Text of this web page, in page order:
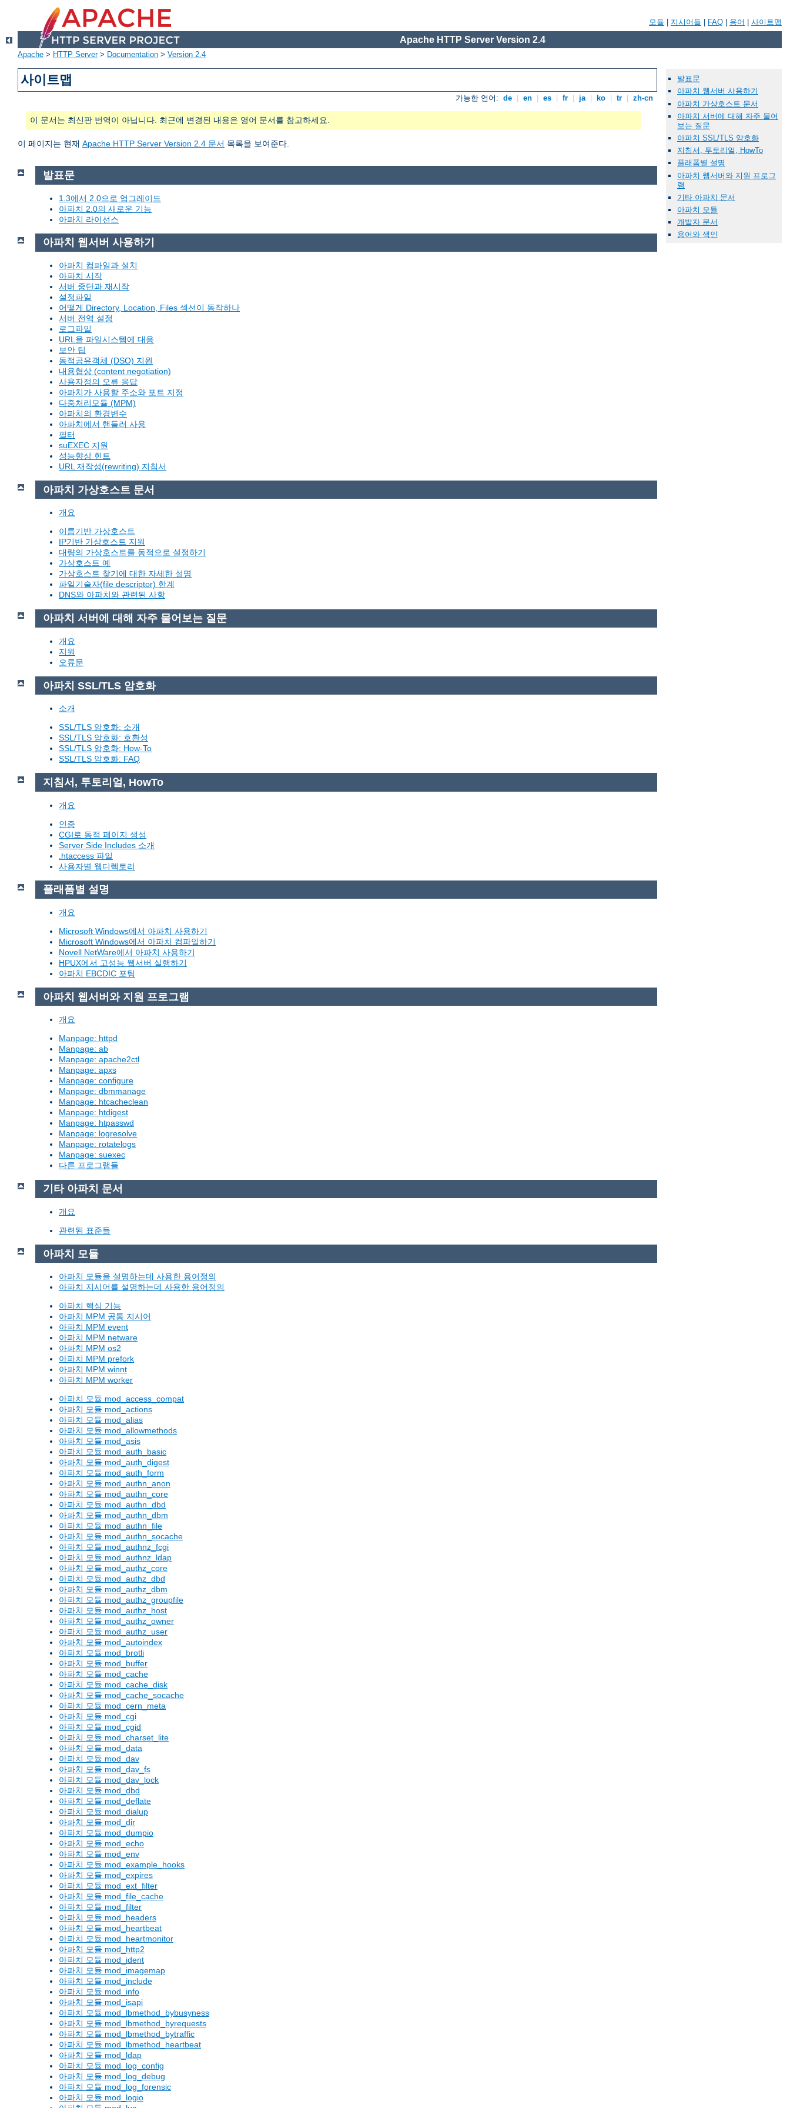
모듈 지시어들 FAQ 용어 사이트맵
Apache HTTP Server Version 2.4
Apache > HTTP Server> Documentation > Version 2.4
사이트맵
가능한 언어: de en es fr ja ko tr zh-cn
이 문서는 최신판 번역이 아닙니다. 최근에 변경된 내용은 영어 문서를 참고하세요.
이 페이지는 현재 Apache HTTP Server Version 2.4 문서 목록을 보여준다.
발표문
아파치 웹서버 사용하기
아파치 가상호스트 문서
아파치 서버에 대해 자주 물어
보는 질문
아파치 SSL/TLS 암호화
지침서, 투토리얼, HowTo
플래폼별 설명
아파치 웹서버와 지원 프로그
램
기타 아파치 문서
아파치 모듈
개발자 문서
용어와 색인
발표문
1.3에서 2.0으로 업그레이드
아파치 2.0의 새로운 기능
아파치 라이선스
아파치 웹서버 사용하기
아파치 컴파일과 설치
아파치 시작
서버 중단과 재시작
설정파일
어떻게 Directory, Location, Files 섹션이 동작하나
서버 전역 설정
로그파일
URL을 파일시스템에 대응
보안 팁
동적공유객체 (DSO) 지원
내용협상 (content negotiation)
사용자정의 오류 응답
아파치가 사용할 주소와 포트 지정
다중처리모듈 (MPM)
아파치의 환경변수
아파치에서 핸들러 사용
필터
suEXEC 지원
성능향상 힌트
URL 재작성(rewriting) 지침서
아파치 가상호스트 문서
개요
이름기반 가상호스트
IP기반 가상호스트 지원
대량의 가상호스트를 동적으로 설정하기
가상호스트 예
가상호스트 찾기에 대한 자세한 설명
파일기술자(file descriptor) 한계
DNS와 아파치와 관련된 사항
아파치 서버에 대해 자주 물어보는 질문
개요
지원
오류문
아파치 SSL/TLS 암호화
소개
SSL/TLS 암호화: 소개
SSL/TLS 암호화: 호환성
SSL/TLS 암호화: How-To
SSL/TLS 암호화: FAQ
지침서, 투토리얼, HowTo
개요
인증
CGI로 동적 페이지 생성
Server Side Includes 소개
.htaccess 파일
사용자별 웹디렉토리
플래폼별 설명
개요
Microsoft Windows에서 아파치 사용하기
Microsoft Windows에서 아파치 컴파일하기
Novell NetWare에서 아파치 사용하기
HPUX에서 고성능 웹서버 실행하기
아파치 EBCDIC 포팅
아파치 웹서버와 지원 프로그램
개요
Manpage: httpd
Manpage: ab
Manpage: apache2ctl
Manpage: apxs
Manpage: configure
Manpage: dbmmanage
Manpage: htcacheclean
Manpage: htdigest
Manpage: htpasswd
Manpage: logresolve
Manpage: rotatelogs
Manpage: suexec
다른 프로그램들
기타 아파치 문서
개요
관련된 표준들
아파치 모듈
아파치 모듈을 설명하는데 사용한 용어정의
아파치 지시어를 설명하는데 사용한 용어정의
아파치 핵심 기능
아파치 MPM 공통 지시어
아파치 MPM event
아파치 MPM netware
아파치 MPM os2
아파치 MPM prefork
아파치 MPM winnt
아파치 MPM worker
아파치 모듈 mod_access_compat
아파치 모듈 mod_actions
아파치 모듈 mod_alias
아파치 모듈 mod_allowmethods
아파치 모듈 mod_asis
아파치 모듈 mod_auth_basic
아파치 모듈 mod_auth_digest
아파치 모듈 mod_auth_form
아파치 모듈 mod_authn_anon
아파치 모듈 mod_authn_core
아파치 모듈 mod_authn_dbd
아파치 모듈 mod_authn_dbm
아파치 모듈 mod_authn_file
아파치 모듈 mod_authn_socache
아파치 모듈 mod_authnz_fcgi
아파치 모듈 mod_authnz_ldap
아파치 모듈 mod_authz_core
아파치 모듈 mod_authz_dbd
아파치 모듈 mod_authz_dbm
아파치 모듈 mod_authz_groupfile
아파치 모듈 mod_authz_host
아파치 모듈 mod_authz_owner
아파치 모듈 mod_authz_user
아파치 모듈 mod_autoindex
아파치 모듈 mod_brotli
아파치 모듈 mod_buffer
아파치 모듈 mod_cache
아파치 모듈 mod_cache_disk
아파치 모듈 mod_cache_socache
아파치 모듈 mod_cern_meta
아파치 모듈 mod_cgi
아파치 모듈 mod_cgid
아파치 모듈 mod_charset_lite
아파치 모듈 mod_data
아파치 모듈 mod_dav
아파치 모듈 mod_dav_fs
아파치 모듈 mod_dav_lock
아파치 모듈 mod_dbd
아파치 모듈 mod_deflate
아파치 모듈 mod_dialup
아파치 모듈 mod_dir
아파치 모듈 mod_dumpio
아파치 모듈 mod_echo
아파치 모듈 mod_env
아파치 모듈 mod_example_hooks
아파치 모듈 mod_expires
아파치 모듈 mod_ext_filter
아파치 모듈 mod_file_cache
아파치 모듈 mod_filter
아파치 모듈 mod_headers
아파치 모듈 mod_heartbeat
아파치 모듈 mod_heartmonitor
아파치 모듈 mod_http2
아파치 모듈 mod_ident
아파치 모듈 mod_imagemap
아파치 모듈 mod_include
아파치 모듈 mod_info
아파치 모듈 mod_isapi
아파치 모듈 mod_lbmethod_bybusyness
아파치 모듈 mod_lbmethod_byrequests
아파치 모듈 mod_lbmethod_bytraffic
아파치 모듈 mod_lbmethod_heartbeat
아파치 모듈 mod_ldap
아파치 모듈 mod_log_config
아파치 모듈 mod_log_debug
아파치 모듈 mod_log_forensic
아파치 모듈 mod_logio